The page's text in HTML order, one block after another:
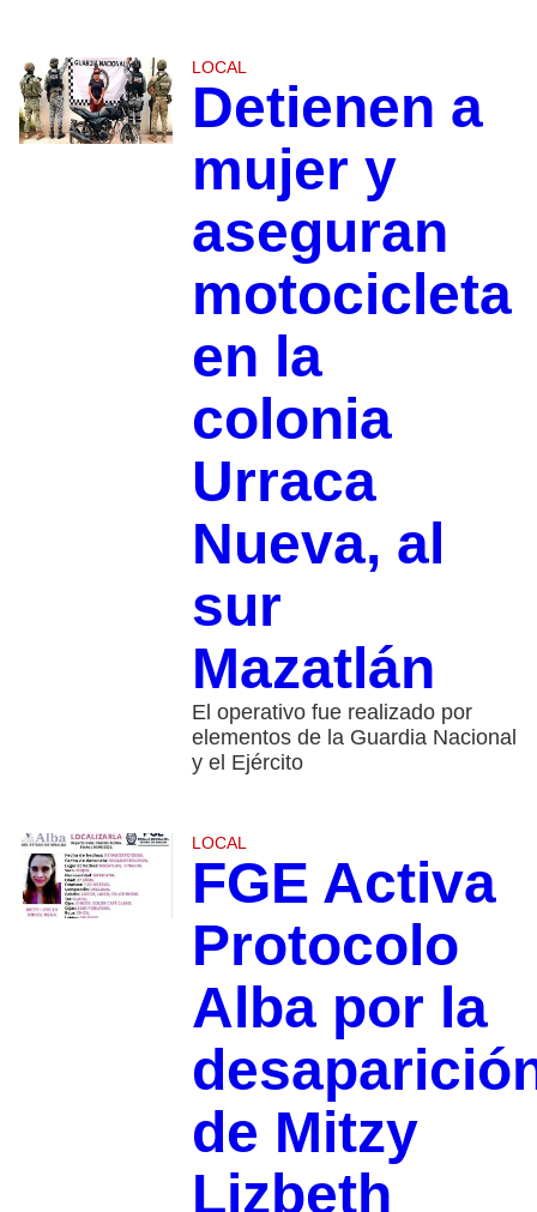
LOCAL
Detienen a
mujer y
aseguran
motocicleta
en la
colonia
Urraca
Nueva, al
sur
Mazatlán
El operativo fue realizado por
elementos de la Guardia Nacional
y el Ejército
LOCAL
FGE Activa
Protocolo
Alba por la
de Mitzy
Lizbeth